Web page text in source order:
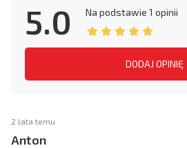
5.0 Na podstawie 1 opinii
DODAJ OPINIĘ
2 lata temu
Anton